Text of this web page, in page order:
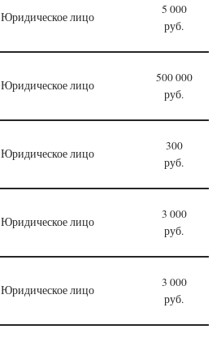
Юридическое лицо
5 000
руб.
Юридическое лицо
500 000
руб.
Юридическое лицо
300
руб.
Юридическое лицо
3 000
руб.
Юридическое лицо
3 000
руб.